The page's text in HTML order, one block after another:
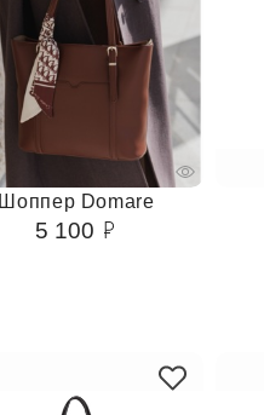
Шоппер Domare
5 100